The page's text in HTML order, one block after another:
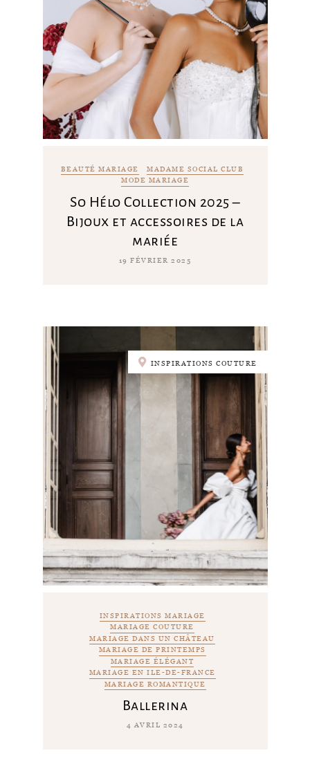
BEAUTÉ MARIAGE
MADAME SOCIAL CLUB
MODE MARIAGE
So Hélo Collection 2025 –
Bijoux et accessoires de la
mariée
19 FÉVRIER 2025
INSPIRATIONS COUTURE
INSPIRATIONS MARIAGE
MARIAGE COUTURE
MARIAGE DANS UN CHÂTEAU
MARIAGE DE PRINTEMPS
MARIAGE ÉLÉGANT
MARIAGE EN ILE-DE-FRANCE
MARIAGE ROMANTIQUE
Ballerina
4 AVRIL 2024